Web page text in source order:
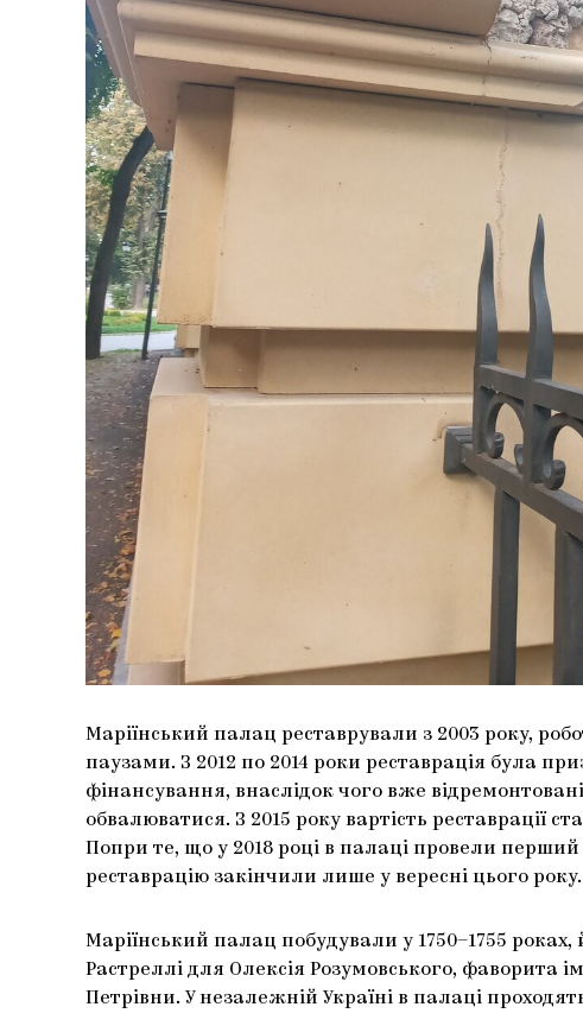
Маріїнський палац реставрували з 2003 року,
паузами. З 2012 по 2014 роки реставрація була
фінансування, внаслідок чого вже
обвалюватися. З 2015 року вартість реставрації
Попри те, що у 2018 році в палаці провели
реставрацію закінчили лише у вересні цього року.
Маріїнський палац побудували у 1750–1755
Растреллі для Олексія Розумовського, фаворита
Петрівни. У незалежній Україні в палаці проходять